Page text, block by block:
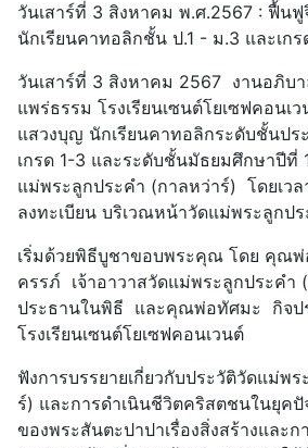
วันเสาร์ที่ 3 สิงหาคม พ.ศ.2567 : ฟื้น
นักเรียนคาทอลิกชั้น ป.1 - ม.3 และเกร
วันเสาร์ที่ 3 สิงหาคม 2567 งานอภิบ
แพร่ธรรม โรงเรียนเซนต์โยเซฟคอนเ
แสวงบุญ นักเรียนคาทอลิกระดับชั้นปร
เกรด 1-3 และระดับชั้นมัธยมศึกษาปี
แม่พระลูกประคำ (กาลหว่าร์) โดยเว
ลงทะเบียน บริเวณหน้าวัดแม่พระลูกป
เริ่มด้วยพิธีบูชาขอบพระคุณ โดย คุณ
ครรภ์ เจ้าอาวาสวัดแม่พระลูกประคำ
ประธานในพิธี และคุณพ่อทัศมะ กิจป
โรงเรียนเซนต์โยเซฟคอนเวนต์
ฟังการบรรยายเกี่ยวกับประวัติวัดแม่พ
ร์) และการดำเนินชีวิตคริสตชนในยุค
ของพระสันตะปาปาเรื่องสิ่งสร้างและ